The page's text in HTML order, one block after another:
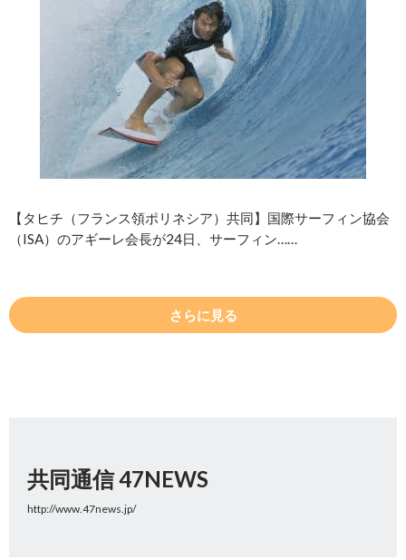
【タヒチ（フランス領ポリネシア）共同】国際サーフィン協会
（ISA）のアギーレ会長が24日、サーフィン……
さらに見る
共同通信 47NEWS
http://www.47news.jp/